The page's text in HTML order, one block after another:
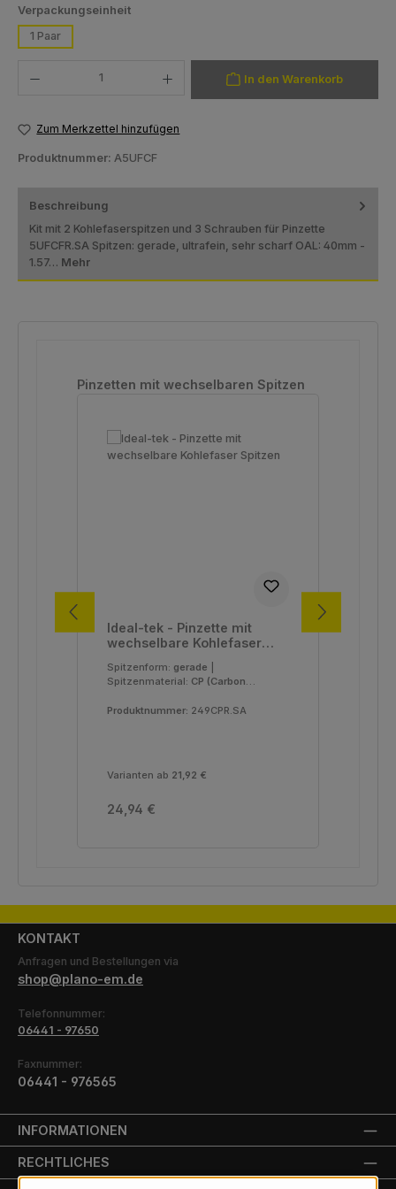
Verpackungseinheitauswählen
1 Paar
In den Warenkorb
Zum Merkzettel hinzufügen
Produktnummer: A5UFCF
Beschreibung
Kit mit 2 Kohlefaserspitzen und 3 Schrauben für Pinzette
5UFCFR.SA Spitzen: gerade, ultrafein, sehr scharf OAL: 40mm -
1.57… Mehr
Produktgalerie überspringen
Pinzetten mit wechselbaren Spitzen
Ideal-tek - Pinzette mit
wechselbare Kohlefaser
Spitzenform: gerade
Spitzenmaterial: CP (Carbon
Verpackungseinheit:1 Stück
Produktnummer: 249CPR.SA
Varianten ab 21,92 €
Regulärer Preis:
24,94 €
KONTAKT
Anfragen und Bestellungen via
shop@plano-em.de
Telefonnummer:
06441 - 97650
Faxnummer:
06441 - 976565
INFORMATIONEN
RECHTLICHES